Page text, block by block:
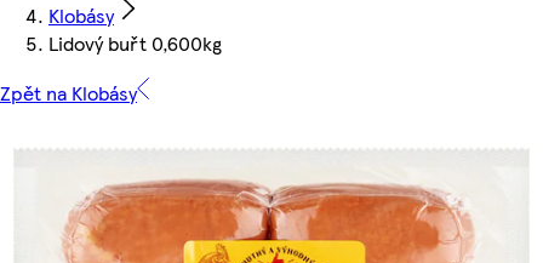
Klobásy
Lidový buřt 0,600kg
Zpět na Klobásy